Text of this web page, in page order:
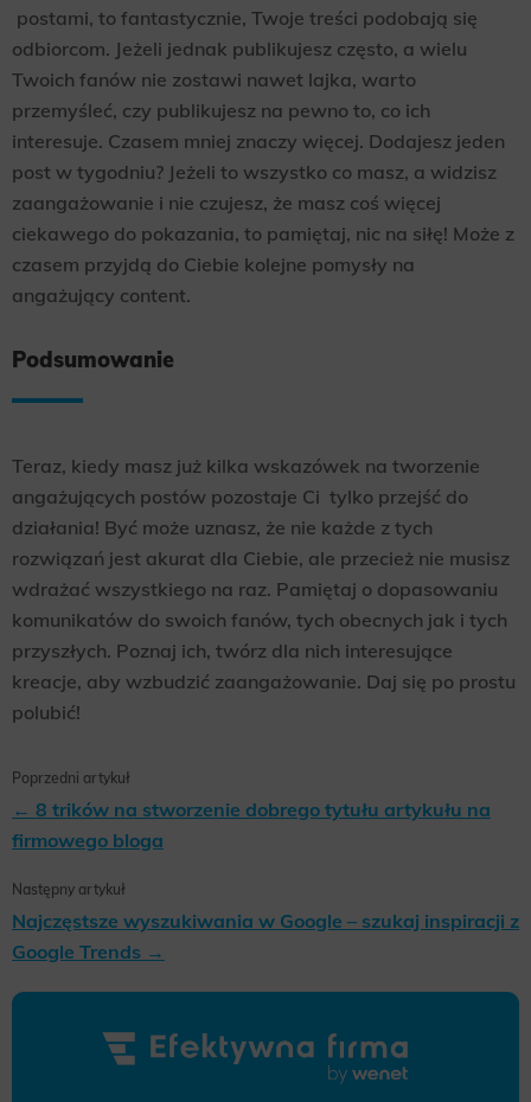
postami, to fantastycznie, Twoje treści podobają się
odbiorcom. Jeżeli jednak publikujesz często, a wielu
Twoich fanów nie zostawi nawet lajka, warto
przemyśleć, czy publikujesz na pewno to, co ich
interesuje. Czasem mniej znaczy więcej. Dodajesz jeden
post w tygodniu? Jeżeli to wszystko co masz, a widzisz
zaangażowanie i nie czujesz, że masz coś więcej
ciekawego do pokazania, to pamiętaj, nic na siłę! Może z
czasem przyjdą do Ciebie kolejne pomysły na
angażujący content.
Podsumowanie
Teraz, kiedy masz już kilka wskazówek na tworzenie
angażujących postów pozostaje Ci tylko przejść do
działania! Być może uznasz, że nie każde z tych
rozwiązań jest akurat dla Ciebie, ale przecież nie musisz
wdrażać wszystkiego na raz. Pamiętaj o dopasowaniu
komunikatów do swoich fanów, tych obecnych jak i tych
przyszłych. Poznaj ich, twórz dla nich interesujące
kreacje, aby wzbudzić zaangażowanie. Daj się po prostu
polubić!
Poprzedni artykuł
← 8 trików na stworzenie dobrego tytułu artykułu na
firmowego bloga
Następny artykuł
Najczęstsze wyszukiwania w Google – szukaj inspiracji z
Google Trends →